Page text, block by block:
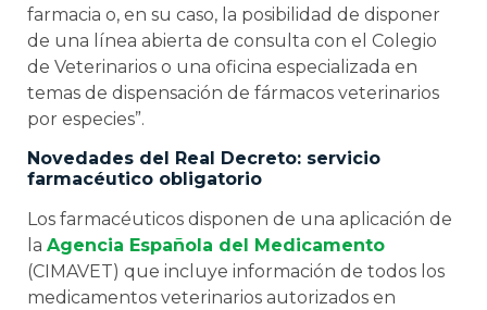
farmacia o, en su caso, la posibilidad de disponer
de una línea abierta de consulta con el Colegio
de Veterinarios o una oficina especializada en
temas de dispensación de fármacos veterinarios
por especies”.
Novedades del Real Decreto: servicio
farmacéutico obligatorio
Los farmacéuticos disponen de una aplicación de
la Agencia Española del Medicamento
(CIMAVET) que incluye información de todos los
medicamentos veterinarios autorizados en